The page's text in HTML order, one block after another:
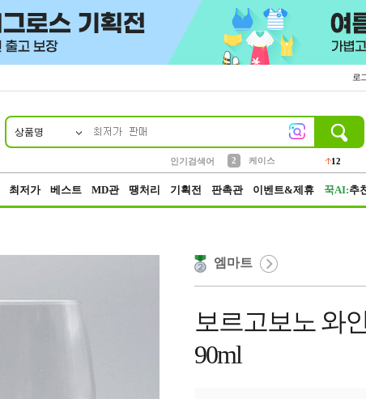
로
상품명
인기검색어
2
케이스
12
최저가 베스트 MD관 땡처리 기획전 판촉관 이벤트&제휴 꾹AI:추
엠마트
보르고보노 와
90ml